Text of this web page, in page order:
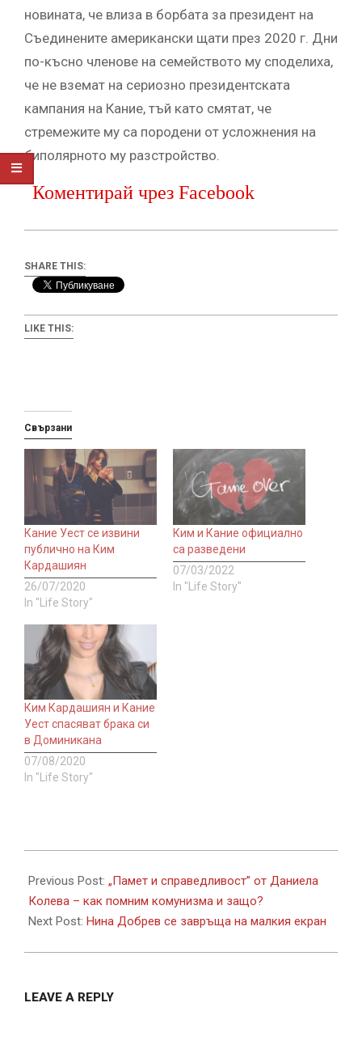
новината, че влиза в борбата за президент на
Съединените американски щати през 2020 г. Дни
по-късно членове на семейството му споделиха,
че не вземат на сериозно президентската
кампания на Кание, тъй като смятат, че
стремежите му са породени от усложнения на
биполярното му разстройство.
Коментирай чрез Facebook
SHARE THIS:
LIKE THIS:
Свързани
Кание Уест се извини
публично на Ким
Кардашиян
26/07/2020
In "Life Story"
Ким и Кание официално
са разведени
07/03/2022
In "Life Story"
Ким Кардашиян и Кание
Уест спасяват брака си
в Доминикана
07/08/2020
In "Life Story"
07-
24
Previous Post: „Памет и справедливост” от Даниела
Колева – как помним комунизма и защо?
Next Post: Нина Добрев се завръща на малкия екран
LEAVE A REPLY